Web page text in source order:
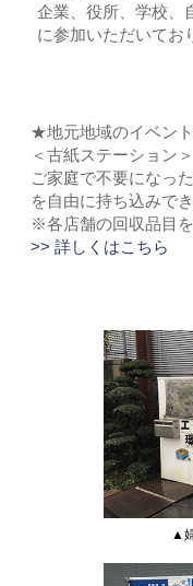
企業、役所、学校、
に参加いただいてお
★地元地域のイベン
＜古紙ステーション＞
ご家庭で不要になっ
を自由に持ち込みでき
※各店舗の回収品目
>> 詳しくはこちら
▲